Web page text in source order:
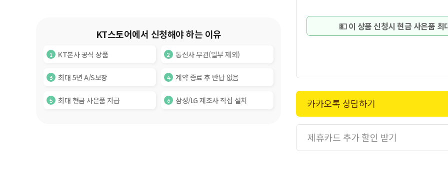
KT스토어에서 신청해야 하는 이유
KT본사 공식 상품 통신사 무관(일부 제외)
최대 5년 A/S보장 계약 종료 후 반납 없음
최대 현금 사은품 지급 삼성/LG 제조사 직접 설치
💵 이 상품 신청시 현금 사은품
카카오톡 상담하기
제휴카드 추가 할인 받기